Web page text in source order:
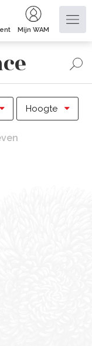
Mijn WAM
Hoogte